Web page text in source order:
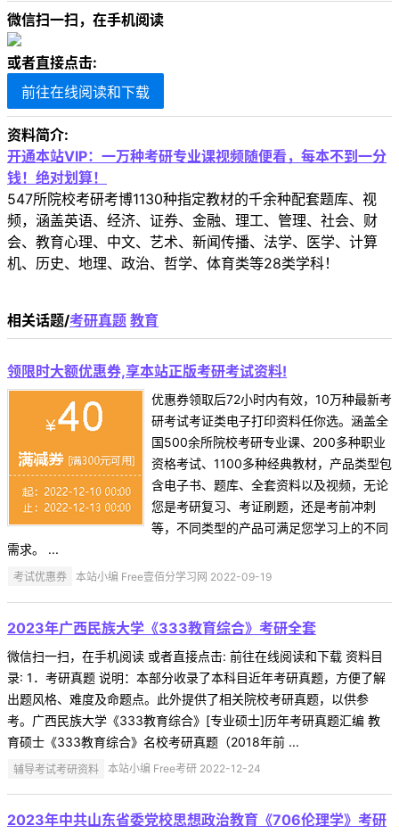
微信扫一扫，在手机阅读
或者直接点击:
前往在线阅读和下载
资料简介:
开通本站VIP：一万种考研专业课视频随便看，每本不到一分
钱！绝对划算！
547所院校考研考博1130种指定教材的千余种配套题库、视
频，涵盖英语、经济、证券、金融、理工、管理、社会、财
会、教育心理、中文、艺术、新闻传播、法学、医学、计算
机、历史、地理、政治、哲学、体育类等28类学科！
相关话题/考研真题 教育
领限时大额优惠券,享本站正版考研考试资料!
优惠券领取后72小时内有效，10万种最新考
研考试考证类电子打印资料任你选。涵盖全
国500余所院校考研专业课、200多种职业
资格考试、1100多种经典教材，产品类型包
含电子书、题库、全套资料以及视频，无论
您是考研复习、考证刷题，还是考前冲刺
等，不同类型的产品可满足您学习上的不同
需求。 ...
考试优惠券 本站小编 Free壹佰分学习网 2022-09-19
2023年广西民族大学《333教育综合》考研全套
微信扫一扫，在手机阅读 或者直接点击: 前往在线阅读和下载 资料目
录: 1．考研真题 说明：本部分收录了本科目近年考研真题，方便了解
出题风格、难度及命题点。此外提供了相关院校考研真题，以供参
考。广西民族大学《333教育综合》[专业硕士]历年考研真题汇编 教
育硕士《333教育综合》名校考研真题（2018年前 ...
辅导考试考研资料 本站小编 Free考研 2022-12-24
2023年中共山东省委党校思想政治教育《706伦理学》考研